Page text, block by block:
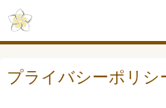
プライバシーポリシ